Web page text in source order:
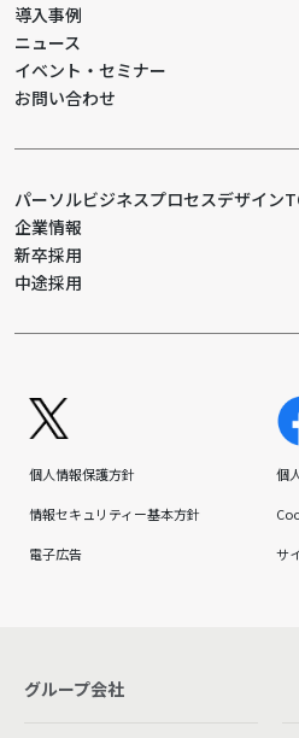
導入事例
ニュース
イベント・セミナー
お問い合わせ
パーソルビジネスプロセスデザイン
企業情報
新卒採用
中途採用
個人情報保護方針 個
情報セキュリティー基本方針
電子広告 サ
グループ会社